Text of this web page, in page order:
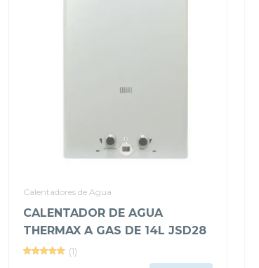
Calentadores de Agua
CALENTADOR DE AGUA
THERMAX A GAS DE 14L JSD28
(1)